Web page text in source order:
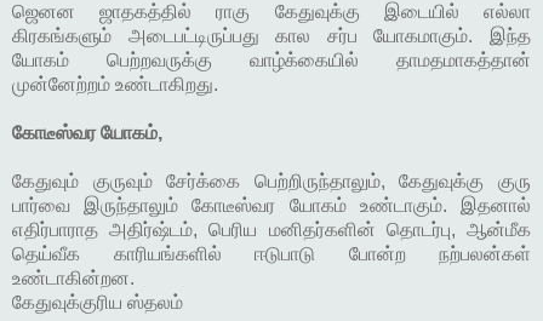
ஜெனன ஜாதகத்தில் ராகு கேதுவுக்கு இடையில் எல்லா
கிரகங்களும் அடைபட்டிருப்பது கால சர்ப யோகமாகும். இந்த
யோகம் பெற்றவருக்கு வாழ்க்கையில் தாமதமாகத்தான்
முன்னேற்றம் உண்டாகிறது.
கோடீஸ்வர யோகம்,
கேதுவும் குருவும் சேர்க்கை பெற்றிருந்தாலும், கேதுவுக்கு குரு
பார்வை இருந்தாலும் கோடீஸ்வர யோகம் உண்டாகும். இதனால்
எதிர்பாராத அதிர்ஷ்டம், பெரிய மனிதர்களின் தொடர்பு, ஆன்மீக
தெய்வீக காரியங்களில் ஈடுபாடு போன்ற நற்பலன்கள்
உண்டாகின்றன.
கேதுவுக்குரிய ஸ்தலம்